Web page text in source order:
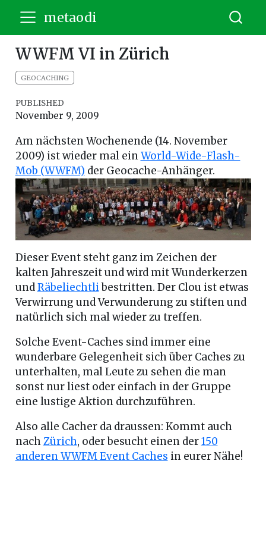
metaodi
WWFM VI in Zürich
GEOCACHING
PUBLISHED
November 9, 2009
Am nächsten Wochenende (14. November
2009) ist wieder mal einWorld-Wide-Flash-
Mob (WWFM) der Geocache-Anhänger.
Dieser Event steht ganz im Zeichen der
kalten Jahreszeit und wird mit Wunderkerzen
undRäbeliechtlibestritten. Der Clou ist etwas
Verwirrung und Verwunderung zu stiften und
natürlich sich mal wieder zu treffen.
Solche Event-Caches sind immer eine
wunderbare Gelegenheit sich über Caches zu
unterhalten, mal Leute zu sehen die man
sonst nur liest oder einfach in der Gruppe
eine lustige Aktion durchzuführen.
Also alle Cacher da draussen: Kommt auch
nachZürich, oder besucht einen der150
anderen WWFM Event Caches in eurer Nähe!